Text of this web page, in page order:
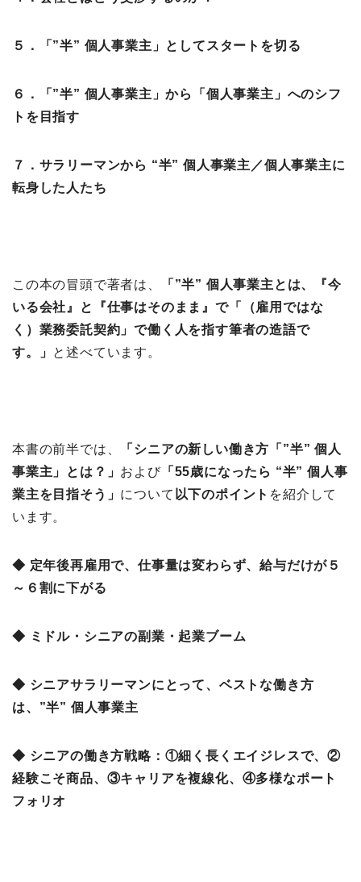
５．「”半” 個人事業主」としてスタートを切る
６．「”半” 個人事業主」から「個人事業主」へのシフ
トを目指す
７．サラリーマンから “半” 個人事業主／個人事業主に
転身した人たち
この本の冒頭で著者は、
「”半” 個人事業主とは、『今
いる会社』と『仕事はそのまま』で「（雇用ではな
く）業務委託契約」で働く人を指す筆者の造語で
す。」 と述べています。
本書の前半では、
「シニアの新しい働き方「”半” 個人
事業主」とは？ 」 および「55歳になったら “半” 個人事
業主を目指そう」 について 以下のポイント を紹介して
います。
◆ 定年後再雇用で、仕事量は変わらず、給与だけが５
～６割に下がる
◆ ミドル・シニアの副業・起業ブーム
◆ シニアサラリーマンにとって、ベストな働き方
は、”半” 個人事業主
◆ シニアの働き方戦略：①細く長くエイジレスで、②
経験こそ商品、③キャリアを複線化、④多様なポート
フォリオ